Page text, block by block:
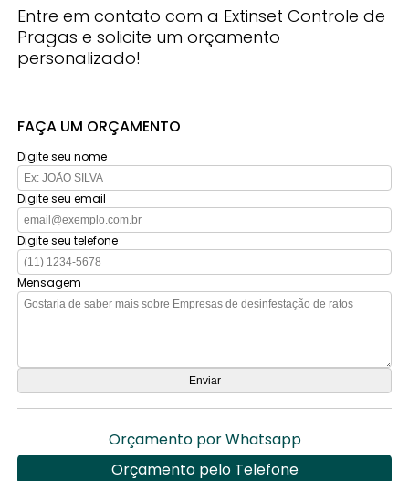
Entre em contato com a Extinset Controle de
Pragas e solicite um orçamento
personalizado!
FAÇA UM ORÇAMENTO
Digite seu nome
Digite seu email
Digite seu telefone
Mensagem
Orçamento por Whatsapp
Orçamento pelo Telefone